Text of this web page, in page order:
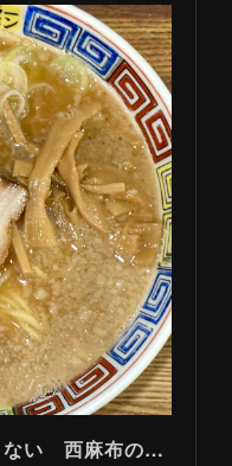
絶対に食べておかねばならない 西麻布のラーメン「基本」３軒（山路力也） - エキスパート - Yahoo!ニュース